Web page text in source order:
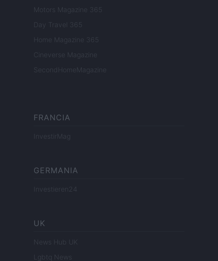
Motors Magazine 365
Day Travel 365
Home Magazine 365
Cineverse Magazine
SecondHomeMagazine
FRANCIA
InvestirMag
GERMANIA
Investieren24
UK
News Hub UK
Lgbtq News